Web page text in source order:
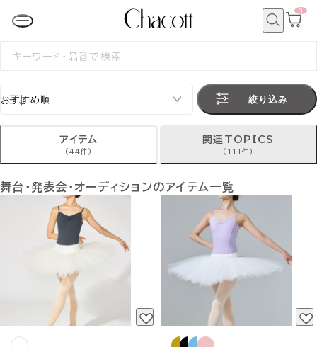
カ
0
検
絞り込み
アイテム
(44件)
関連TOPICS
(111件)
舞台・発表会・オーディションのアイテム一覧